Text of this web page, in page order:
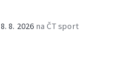
8. 8. 2026 na ČT sport